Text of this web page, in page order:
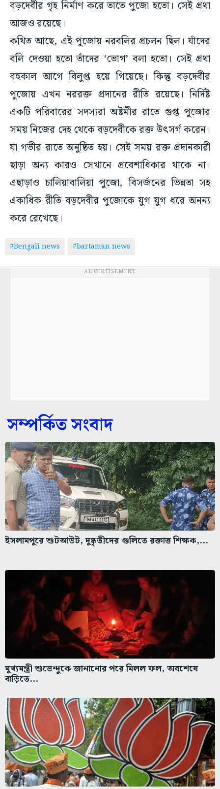
বড়দেবীর গৃহ নির্মাণ করে তাতে পুজো হতো। সেই প্রথা
আজও রয়েছে।
কথিত আছে, এই পুজোয় নরবলির প্রচলন ছিল। যাঁদের
বলি দেওয়া হতো তাঁদের ‘ভোগ’ বলা হতো। সেই প্রথা
বহুকাল আগে বিলুপ্ত হয়ে গিয়েছে। কিন্তু বড়দেবীর
পুজোয় এখন নররক্ত প্রদানের রীতি রয়েছে। নির্দিষ্ট
একটি পরিবারের সদস্যরা অষ্টমীর রাতে গুপ্ত পুজোর
সময় নিজের দেহ থেকে বড়দেবীকে রক্ত উৎসর্গ করেন।
যা গভীর রাতে অনুষ্ঠিত হয়। সেই সময় রক্ত প্রদানকারী
ছাড়া অন্য কারও সেখানে প্রবেশাধিকার থাকে না।
এছাড়াও চালিয়াবালিয়া পুজো, বিসর্জনের ভিন্নতা সহ
একাধিক রীতি বড়দেবীর পুজোকে যুগ যুগ ধরে অনন্য
করে রেখেছে।
#Bengali news #bartaman news
ADVERTISEMENT
সম্পর্কিত সংবাদ
ইসলামপুরে শুটআউট, দুষ্কৃতীদের গুলিতে রক্তাত্ত শিক্ষক,...
মুখ্যমন্ত্রী শুভেন্দুকে জানানোর পরে মিলল ফল, অবশেষে
বাড়িতে...